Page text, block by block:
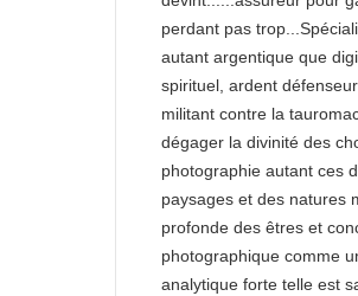
perdant pas
autant argentique que
spirituel, ardent
militant contre la
dégager la divinité des
photographie autant ces
paysages et des natures
profonde des êtres et
photographique comme
analytique forte telle est